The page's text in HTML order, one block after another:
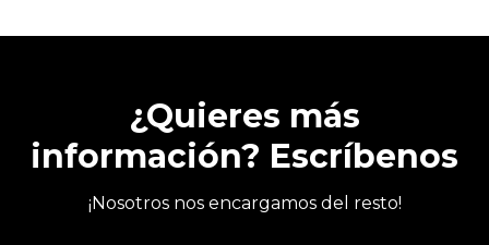
¿Quieres más
información? Escríbenos
¡Nosotros nos encargamos del resto!